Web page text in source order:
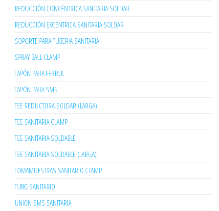
REDUCCIÓN CONCÉNTRICA SANITARIA SOLDAR
REDUCCIÓN EXCÉNTRICA SANITARIA SOLDAR
SOPORTE PARA TUBERIA SANITARIA
SPRAY BALL CLAMP
TAPÓN PARA FERRUL
TAPÓN PARA SMS
TEE REDUCTORA SOLDAR (LARGA)
TEE SANITARIA CLAMP
TEE SANITARIA SOLDABLE
TEE SANITARIA SOLDABLE (LARGA)
TOMAMUESTRAS SANITARIO CLAMP
TUBO SANITARIO
UNION SMS SANITARIA